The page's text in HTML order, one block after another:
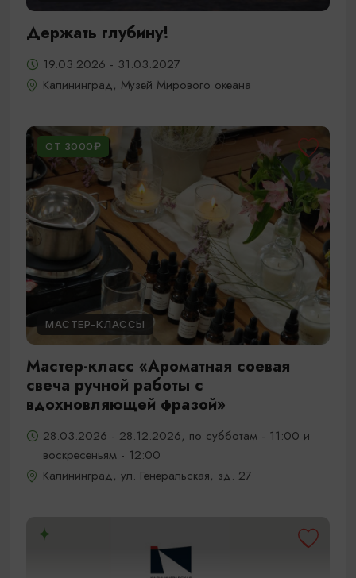
Держать глубину!
19.03.2026 - 31.03.2027
Калининград, Музей Мирового океана
ОТ 3000₽
МАСТЕР-КЛАССЫ
Мастер-класс «Ароматная соевая
свеча ручной работы с
вдохновляющей фразой»
28.03.2026 - 28.12.2026, по субботам - 11:00 и
воскресеньям - 12:00
Калининград, ул. Генеральская, зд. 27